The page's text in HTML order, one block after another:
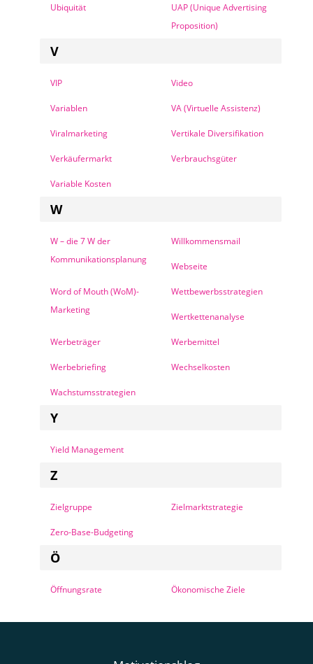
Ubiquität
UAP (Unique Advertising
Proposition)
V
VIP Video
Variablen VA (Virtuelle Assistenz)
Viralmarketing Vertikale Diversifikation
Verkäufermarkt Verbrauchsgüter
Variable Kosten
W
W – die 7 W der
Kommunikationsplanung
Willkommensmail
Webseite
Word of Mouth (WoM)-
Marketing
Wettbewerbsstrategien
Wertkettenanalyse
Werbeträger Werbemittel
Werbebriefing Wechselkosten
Wachstumsstrategien
Y
Yield Management
Z
Zielgruppe Zielmarktstrategie
Zero-Base-Budgeting
Ö
Öffnungsrate Ökonomische Ziele